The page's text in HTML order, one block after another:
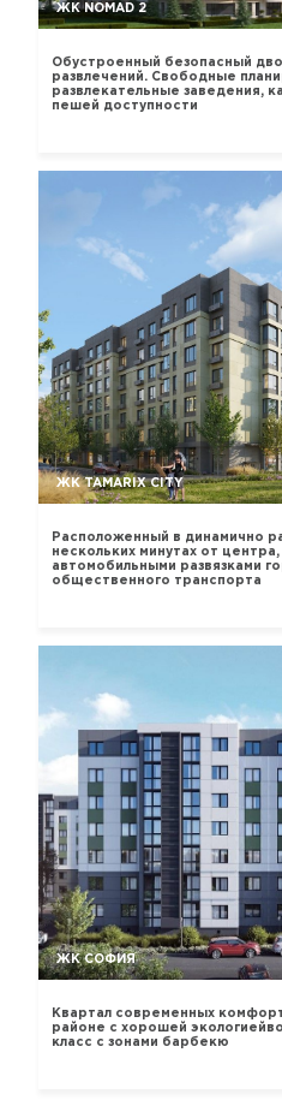
ЖК NOMAD 2
Обустроенный безопасный
развлечений. Свободные
развлекательные заведения,
пешей доступности
ЖК TAMARIX CITY
Расположенный в динамично
нескольких минутах от
автомобильными развязками
общественного транспорта
ЖК СОФИЯ
Квартал современных
районе с хорошей
класс с зонами барбекю